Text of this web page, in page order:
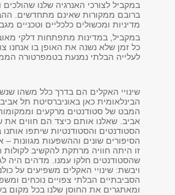
במקביל לצורכי האנרגיה שלנו שהולכים
ברובם ממקורות שאינם מתחדשים.
מדיניות ומכשולים כלכליים וטכניים
במקביל, במדינות מתפתחות דלקי
כל זמן שלא נשנה את האופן בו אנחנו
לעלייה הבלתי נמנעת בטמפרטורה
שינויי האקלים הם בדרך כלל משהו
הבינלאומית כאן באוניברסיטת תל
המבט של סטודנטים מרקעים
אביב. שאלנו אותם כיצד הם חווים את
הסטודנטים והסטודנטיות שיתפו
הסיפורים שונים וההשפעות מגוונות
זו היתה חוויה מרתקת להקשיב לקולות
שהסטודנטים חלקו עמנו. מדהים היה
ויבשת: שינויי האקלים משפיעים על
הסביבתיים הבלתי צפויים נוכחים
ומאתגרים את החוסן שלנו בכל מקום